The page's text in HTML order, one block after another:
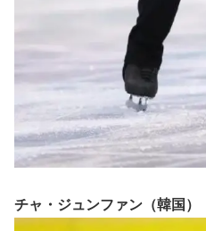
チャ・ジュンファン（韓国）